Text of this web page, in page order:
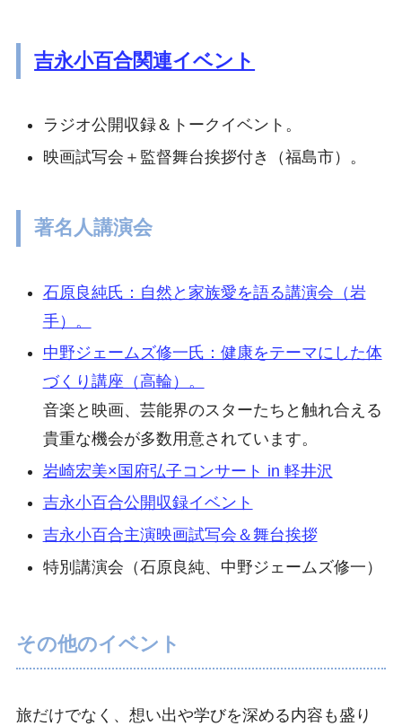
吉永小百合関連イベント
ラジオ公開収録＆トークイベント。
映画試写会＋監督舞台挨拶付き（福島市）。
著名人講演会
石原良純氏：自然と家族愛を語る講演会（岩
手）。
中野ジェームズ修一氏：健康をテーマにした体
づくり講座（高輪）。
音楽と映画、芸能界のスターたちと触れ合える
貴重な機会が多数用意されています。
岩崎宏美×国府弘子コンサート in 軽井沢
吉永小百合公開収録イベント
吉永小百合主演映画試写会＆舞台挨拶
特別講演会（石原良純、中野ジェームズ修一）
その他のイベント
旅だけでなく、想い出や学びを深める内容も盛り